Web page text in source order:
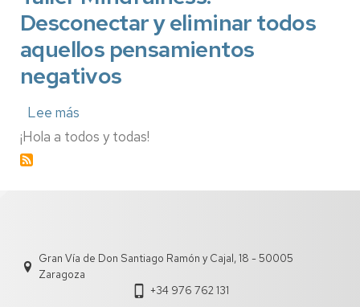
universidad
no
presencial.
Desconectar y eliminar todos
aquellos pensamientos
negativos
Lee más
Taller
Mindfulness:
negativos
¡Hola a todos y todas!
Gran Vía de Don Santiago Ramón y Cajal, 18 - 50005
Zaragoza
+34 976 762 131